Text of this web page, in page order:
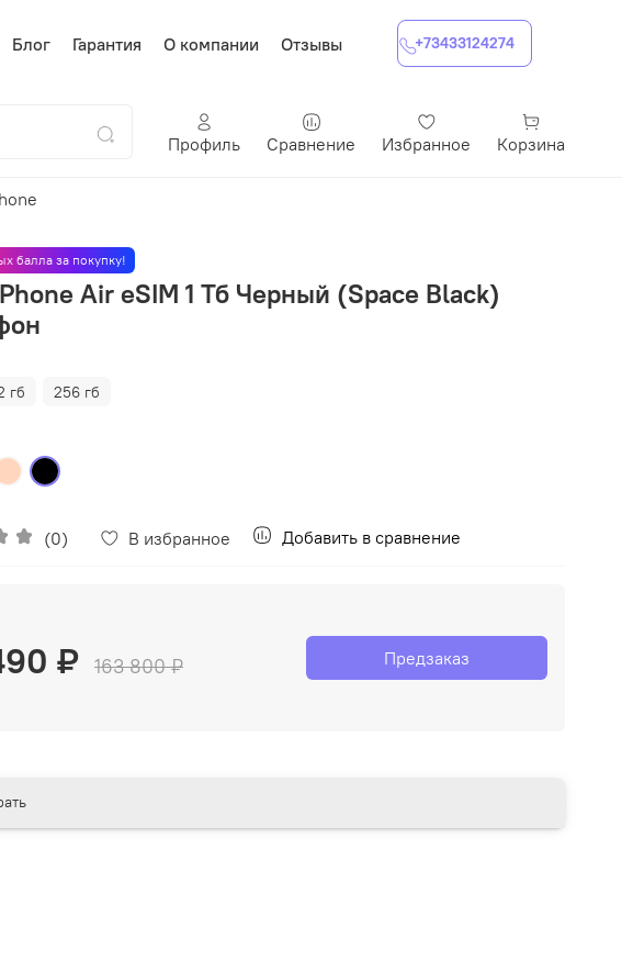
Блог Гарантия О компании Отзывы +73433124274
Профиль Сравнение Избранное Корзина
балла за покупку!
Air eSIM 1 Тб Черный (Space Black)
гб 256 гб
(0) В избранное Добавить в сравнение
₽ 163 800 ₽ Предзаказ